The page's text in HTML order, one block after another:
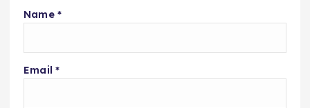
Name *
Email *